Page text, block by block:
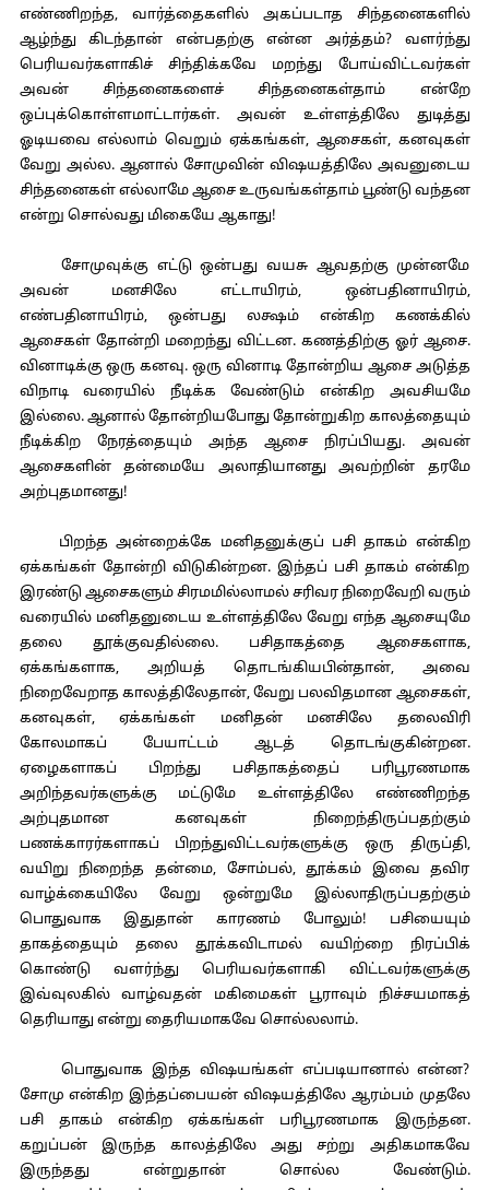
எண்ணிறந்த, வார்த்தைகளில் அகப்படாத சிந்தனைகளில்
ஆழ்ந்து கிடந்தான் என்பதற்கு என்ன அர்த்தம்? வளர்ந்து
பெரியவர்களாகிச் சிந்திக்கவே மறந்து போய்விட்டவர்கள்
அவன் சிந்தனைகளைச் சிந்தனைகள்தாம் என்றே
ஒப்புக்கொள்ளமாட்டார்கள். அவன் உள்ளத்திலே துடித்து
ஓடியவை எல்லாம் வெறும் ஏக்கங்கள், ஆசைகள், கனவுகள்
வேறு அல்ல. ஆனால் சோமுவின் விஷயத்திலே அவனுடைய
சிந்தனைகள் எல்லாமே ஆசை உருவங்கள்தாம் பூண்டு வந்தன
என்று சொல்வது மிகையே ஆகாது!
சோமுவுக்கு எட்டு ஒன்பது வயசு ஆவதற்கு முன்னமே
அவன் மனசிலே எட்டாயிரம், ஒன்பதினாயிரம்,
எண்பதினாயிரம், ஒன்பது லக்ஷம் என்கிற கணக்கில்
ஆசைகள் தோன்றி மறைந்து விட்டன. கணத்திற்கு ஓர் ஆசை.
வினாடிக்கு ஒரு கனவு. ஒரு வினாடி தோன்றிய ஆசை அடுத்த
விநாடி வரையில் நீடிக்க வேண்டும் என்கிற அவசியமே
இல்லை. ஆனால் தோன்றியபோது தோன்றுகிற காலத்தையும்
நீடிக்கிற நேரத்தையும் அந்த ஆசை நிரப்பியது. அவன்
ஆசைகளின் தன்மையே அலாதியானது அவற்றின் தரமே
அற்புதமானது!
பிறந்த அன்றைக்கே மனிதனுக்குப் பசி தாகம் என்கிற
ஏக்கங்கள் தோன்றி விடுகின்றன. இந்தப் பசி தாகம் என்கிற
இரண்டு ஆசைகளும் சிரமமில்லாமல் சரிவர நிறைவேறி வரும்
வரையில் மனிதனுடைய உள்ளத்திலே வேறு எந்த ஆசையுமே
தலை தூக்குவதில்லை. பசிதாகத்தை ஆசைகளாக,
ஏக்கங்களாக, அறியத் தொடங்கியபின்தான், அவை
நிறைவேறாத காலத்திலேதான், வேறு பலவிதமான ஆசைகள்,
கனவுகள், ஏக்கங்கள் மனிதன் மனசிலே தலைவிரி
கோலமாகப் பேயாட்டம் ஆடத் தொடங்குகின்றன.
ஏழைகளாகப் பிறந்து பசிதாகத்தைப் பரிபூரணமாக
அறிந்தவர்களுக்கு மட்டுமே உள்ளத்திலே எண்ணிறந்த
அற்புதமான கனவுகள் நிறைந்திருப்பதற்கும்
பணக்காரர்களாகப் பிறந்துவிட்டவர்களுக்கு ஒரு திருப்தி,
வயிறு நிறைந்த தன்மை, சோம்பல், தூக்கம் இவை தவிர
வாழ்க்கையிலே வேறு ஒன்றுமே இல்லாதிருப்பதற்கும்
பொதுவாக இதுதான் காரணம் போலும்! பசியையும்
தாகத்தையும் தலை தூக்கவிடாமல் வயிற்றை நிரப்பிக்
கொண்டு வளர்ந்து பெரியவர்களாகி விட்டவர்களுக்கு
இவ்வுலகில் வாழ்வதன் மகிமைகள் பூராவும் நிச்சயமாகத்
தெரியாது என்று தைரியமாகவே சொல்லலாம்.
பொதுவாக இந்த விஷயங்கள் எப்படியானால் என்ன?
சோமு என்கிற இந்தப்பையன் விஷயத்திலே ஆரம்பம் முதலே
பசி தாகம் என்கிற ஏக்கங்கள் பரிபூரணமாக இருந்தன.
கறுப்பன் இருந்த காலத்திலே அது சற்று அதிகமாகவே
இருந்தது என்றுதான் சொல்ல வேண்டும்.